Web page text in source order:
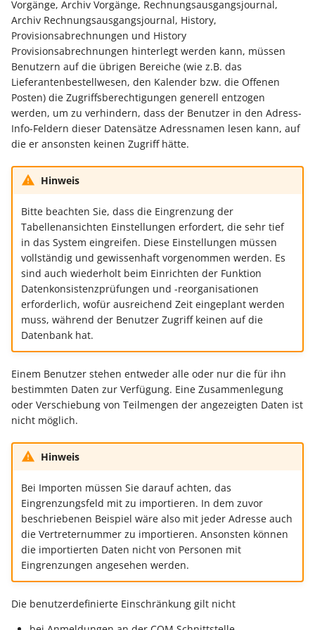
Vorgänge, Archiv Vorgänge, Rechnungsausgangsjournal,
Archiv Rechnungsausgangsjournal, History,
Provisionsabrechnungen und History
Provisionsabrechnungen hinterlegt werden kann, müssen
Benutzern auf die übrigen Bereiche (wie z.B. das
Lieferantenbestellwesen, den Kalender bzw. die Offenen
Posten) die Zugriffsberechtigungen generell entzogen
werden, um zu verhindern, dass der Benutzer in den Adress-
Info-Feldern dieser Datensätze Adressnamen lesen kann, auf
die er ansonsten keinen Zugriff hätte.
Hinweis
Bitte beachten Sie, dass die Eingrenzung der
Tabellenansichten Einstellungen erfordert, die sehr tief
in das System eingreifen. Diese Einstellungen müssen
vollständig und gewissenhaft vorgenommen werden. Es
sind auch wiederholt beim Einrichten der Funktion
Datenkonsistenzprüfungen und -reorganisationen
erforderlich, wofür ausreichend Zeit eingeplant werden
muss, während der Benutzer Zugriff keinen auf die
Datenbank hat.
Einem Benutzer stehen entweder alle oder nur die für ihn
bestimmten Daten zur Verfügung. Eine Zusammenlegung
oder Verschiebung von Teilmengen der angezeigten Daten ist
nicht möglich.
Hinweis
Bei Importen müssen Sie darauf achten, das
Eingrenzungsfeld mit zu importieren. In dem zuvor
beschriebenen Beispiel wäre also mit jeder Adresse auch
die Vertreternummer zu importieren. Ansonsten können
die importierten Daten nicht von Personen mit
Eingrenzungen angesehen werden.
Die benutzerdefinierte Einschränkung gilt nicht
Vorgangsumsatz
nachbuchen
Einzugstellen
Freie Datenbanktabellen
Plattformen
Regeln
Globale Einstellungen
Regeln (Sonstige/
Mandantenregeln)
Zertifikatsverwaltung
Bezeichner für
Berechtigungsgruppen
Parameter für das
Protokoll
Rohstoffkurse
Mini-one-stop-shop
Kundenreferenz im
Zahlungsverkehr
IST-Versteuerung in
Österreich
Eigene Abläufe definieren
Erfassungsvorlagen
Gestaltung von
Eingabemasken
Kellnerschloss
Unterstützung für iCal- und
vCalendar-Dateien
Individuelle Schaubilder
Navigationslinks
in Übersichten und in
Detail-Ansichten
Übersichten: Drag & Drop -
Unterstützung für vCards
Bereinigungsassistent -
Archiv-Mandant
Datenerfassung vor dem
Programmstart
ausführen
Regel-Anweisungsart: Für
das Einfügen von
Artikelanlagen
Regel-Anweisungsart:
Position kopieren
Regel-Anweisungsart:
Interne E-Mail senden
Regel-Anweisungsart
Datensatz immer neu
erstellen / ändern /
Feldzuweisungen
Regel-Anweisungsart:
Diagnose-Eintrag im
Ereignis-Protokoll
Sofortnachricht bei
Tageswechsel
Warengruppensummen
der Positionserfassung
beim Wandeln
Datenprüfung über
definierbar - Bereichs-
Artikelvarianten: Artikel
in unterschiedlichen
Ausführungen
Streckengeschäft
Frachtgruppen-
Unterstützung allgemein
Verschiedene
Auswertungen -
Verschiedene Werte
Differenzbesteuerung
§ 25a
(D)
Grundpreis-Einheiten
anpassen
Beitragsnachweise
übertragen
GKV-Monatsmeldung
Sofortmeldungen
Betriebsaufgabe
Firmenwagen-Rechner
GPSR -
eBay-
eBay-Produktkatalog
nutzen
Buchungssatzerstellung in
der Kasse
Skontovorgaben
Funktionen im
Kassenbondruck
Regeln
Kassenstand prüfen
(Vorgang)
Österreich:
Registrierkassenpflicht
und
Registrierkassensicherheitsverordnung
(RKSV)
LCD-Kundendisplay für
Kassensysteme
Nullbeleg ausdrucken
Auftragsnummern in
Gestalten von
Kassenbelegen
Kassenprüfung TSE
Verschiedene
Auswertungen -